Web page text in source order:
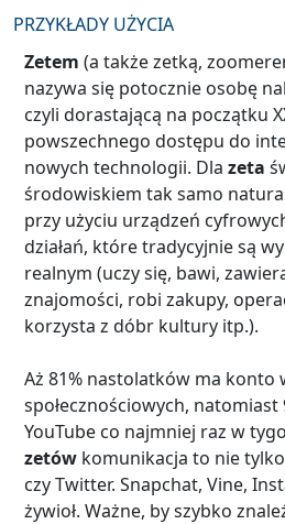
PRZYKŁADY UŻYCIA
Zetem (a także zetką,
nazywa się potocznie osobę
czyli dorastającą na początku
powszechnego dostępu do
nowych technologii. Dla zeta
środowiskiem tak samo
przy użyciu urządzeń
działań, które tradycyjnie są
realnym (uczy się, bawi,
znajomości, robi zakupy,
korzysta z dóbr kultury itp.).
Aż 81% nastolatków ma konto
społecznościowych, natomiast
YouTube co najmniej raz w
zetów komunikacja to nie
czy Twitter. Snapchat, Vine,
żywioł. Ważne, by szybko